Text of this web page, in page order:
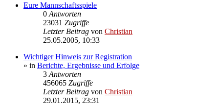
Eure Mannschaftsspiele
0 Antworten
23031 Zugriffe
Letzter Beitrag von Christian
25.05.2005, 10:33
Wichtiger Hinweis zur Registration
» in Berichte, Ergebnisse und Erfolge
3 Antworten
456065 Zugriffe
Letzter Beitrag von Christian
29.01.2015, 23:31